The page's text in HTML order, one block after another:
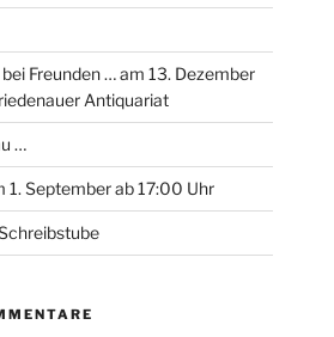
Freunden … am 13. Dezember
Antiquariat
…
1. September ab 17:00 Uhr